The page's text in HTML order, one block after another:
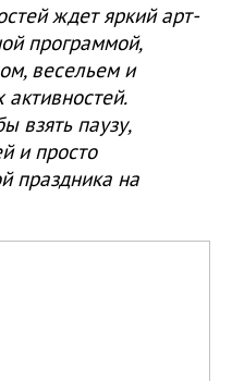
ждет яркий арт-
программой,
весельем и
взять паузу,
и просто
праздника на